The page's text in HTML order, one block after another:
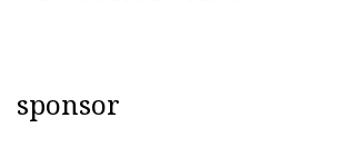
sponsor